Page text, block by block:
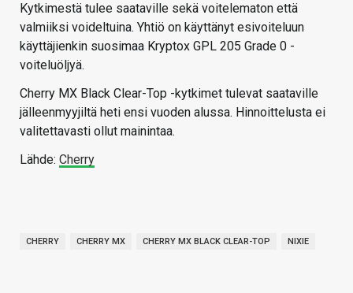
Kytkimestä tulee saataville sekä voitelematon että
valmiiksi voideltuina. Yhtiö on käyttänyt esivoiteluun
käyttäjienkin suosimaa Kryptox GPL 205 Grade 0 -
voiteluöljyä.
Cherry MX Black Clear-Top -kytkimet tulevat saataville
jälleenmyyjiltä heti ensi vuoden alussa. Hinnoittelusta ei
valitettavasti ollut mainintaa.
Lähde: Cherry
CHERRY CHERRY MX CHERRY MX BLACK CLEAR-TOP NIXIE